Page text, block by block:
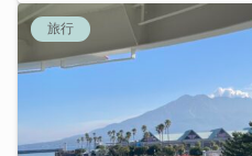
旅行